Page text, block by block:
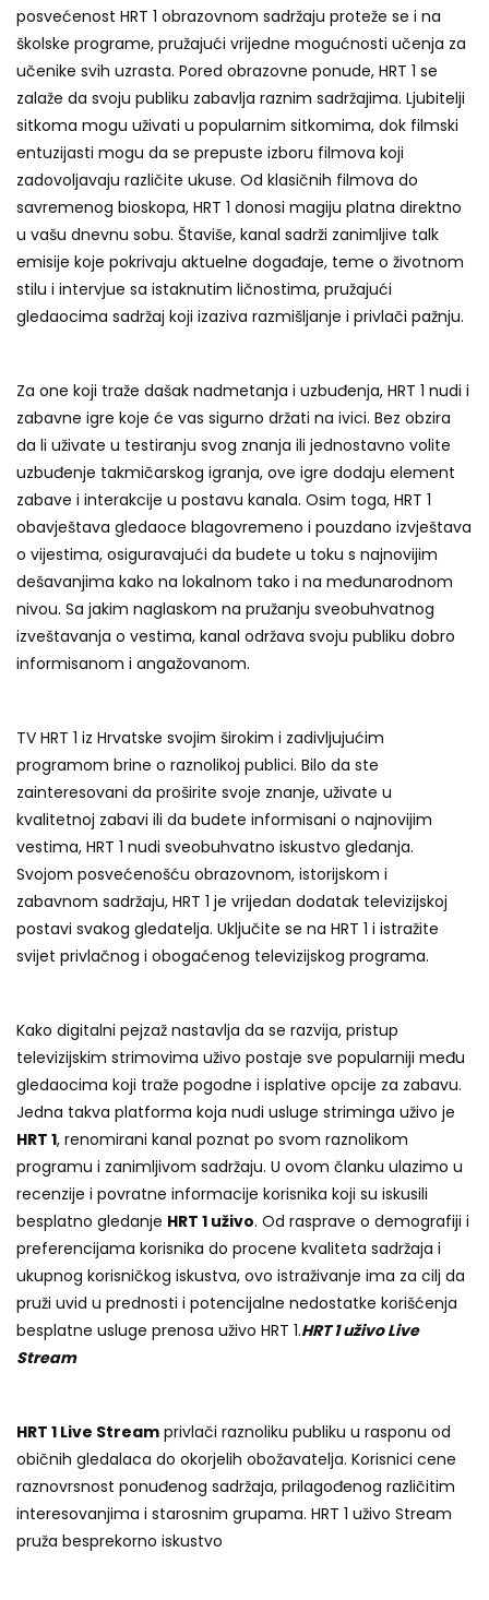
posvećenost HRT 1 obrazovnom sadržaju proteže se i na
školske programe, pružajući vrijedne mogućnosti učenja za
učenike svih uzrasta. Pored obrazovne ponude, HRT 1 se
zalaže da svoju publiku zabavlja raznim sadržajima. Ljubitelji
sitkoma mogu uživati u popularnim sitkomima, dok filmski
entuzijasti mogu da se prepuste izboru filmova koji
zadovoljavaju različite ukuse. Od klasičnih filmova do
savremenog bioskopa, HRT 1 donosi magiju platna direktno
u vašu dnevnu sobu. Štaviše, kanal sadrži zanimljive talk
emisije koje pokrivaju aktuelne događaje, teme o životnom
stilu i intervjue sa istaknutim ličnostima, pružajući
gledaocima sadržaj koji izaziva razmišljanje i privlači pažnju.
Za one koji traže dašak nadmetanja i uzbuđenja, HRT 1 nudi i
zabavne igre koje će vas sigurno držati na ivici. Bez obzira
da li uživate u testiranju svog znanja ili jednostavno volite
uzbuđenje takmičarskog igranja, ove igre dodaju element
zabave i interakcije u postavu kanala. Osim toga, HRT 1
obavještava gledaoce blagovremeno i pouzdano izvještava
o vijestima, osiguravajući da budete u toku s najnovijim
dešavanjima kako na lokalnom tako i na međunarodnom
nivou. Sa jakim naglaskom na pružanju sveobuhvatnog
izveštavanja o vestima, kanal održava svoju publiku dobro
informisanom i angažovanom.
TV HRT 1 iz Hrvatske svojim širokim i zadivljujućim
programom brine o raznolikoj publici. Bilo da ste
zainteresovani da proširite svoje znanje, uživate u
kvalitetnoj zabavi ili da budete informisani o najnovijim
vestima, HRT 1 nudi sveobuhvatno iskustvo gledanja.
Svojom posvećenošću obrazovnom, istorijskom i
zabavnom sadržaju, HRT 1 je vrijedan dodatak televizijskoj
postavi svakog gledatelja. Uključite se na HRT 1 i istražite
svijet privlačnog i obogaćenog televizijskog programa.
Kako digitalni pejzaž nastavlja da se razvija, pristup
televizijskim strimovima uživo postaje sve popularniji među
gledaocima koji traže pogodne i isplative opcije za zabavu.
Jedna takva platforma koja nudi usluge striminga uživo je
HRT 1, renomirani kanal poznat po svom raznolikom
programu i zanimljivom sadržaju. U ovom članku ulazimo u
recenzije i povratne informacije korisnika koji su iskusili
besplatno gledanje HRT 1 uživo. Od rasprave o demografiji i
preferencijama korisnika do procene kvaliteta sadržaja i
ukupnog korisničkog iskustva, ovo istraživanje ima za cilj da
pruži uvid u prednosti i potencijalne nedostatke korišćenja
besplatne usluge prenosa uživo HRT 1.HRT 1 uživo Live
Stream
HRT 1 Live Stream privlači raznoliku publiku u rasponu od
običnih gledalaca do okorjelih obožavatelja. Korisnici cene
raznovrsnost ponuđenog sadržaja, prilagođenog različitim
interesovanjima i starosnim grupama. HRT 1 uživo Stream
pruža besprekorno iskustvo